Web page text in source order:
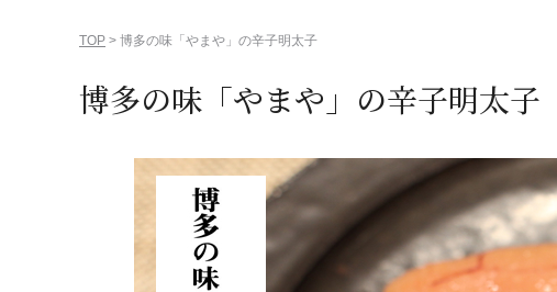
くだもの お米
洋菓子 和菓子
お酒 珈琲/茶/ドリンク
趣味・雑貨 芸能・文化
キッチン用品 ファッション
家電 キッズベビー
TOP > 博多の味「やまや」の辛子明太子
博多の味「やまや」の辛子明太子